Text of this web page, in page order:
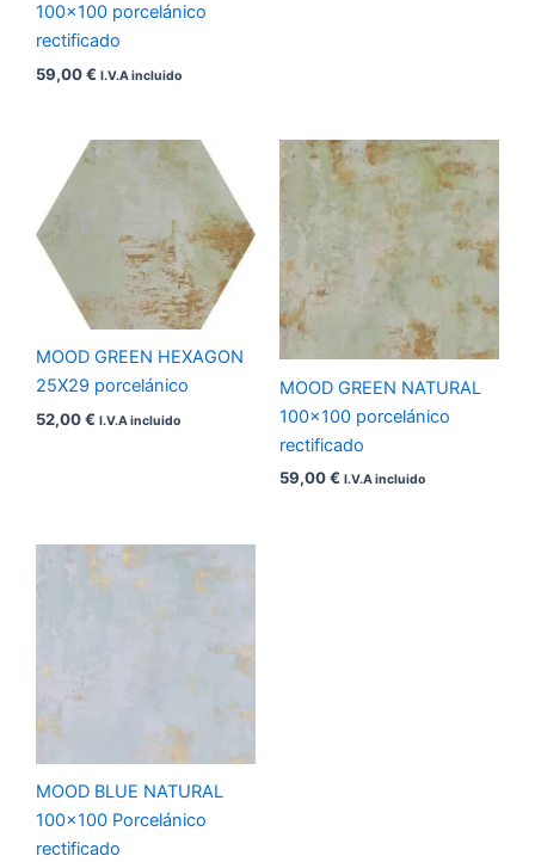
100×100 porcelánico
rectificado
59,00€ I.V.A incluido
MOOD GREEN HEXAGON
25X29 porcelánico
52,00€ I.V.A incluido
MOOD GREEN NATURAL
100×100 porcelánico
rectificado
59,00€ I.V.A incluido
MOOD BLUE NATURAL
100×100 Porcelánico
rectificado